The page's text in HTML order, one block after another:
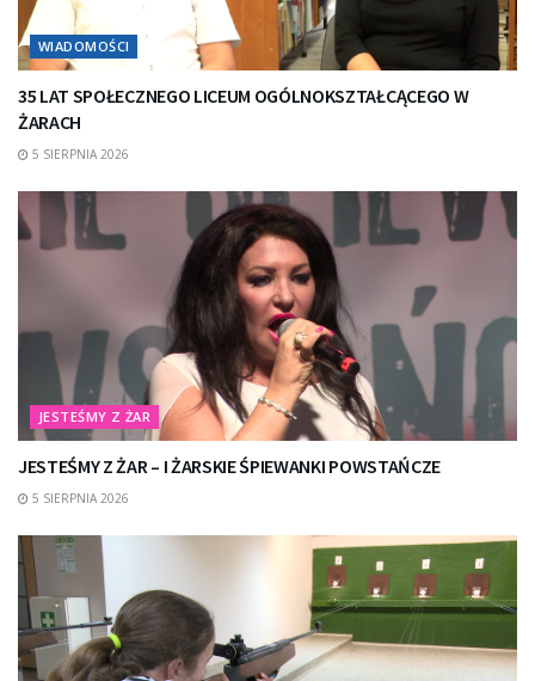
WIADOMOŚCI
35 LAT SPOŁECZNEGO LICEUM OGÓLNOKSZTAŁCĄCEGO W
ŻARACH
5 SIERPNIA 2026
JESTEŚMY Z ŻAR
JESTEŚMY Z ŻAR – I ŻARSKIE ŚPIEWANKI POWSTAŃCZE
5 SIERPNIA 2026